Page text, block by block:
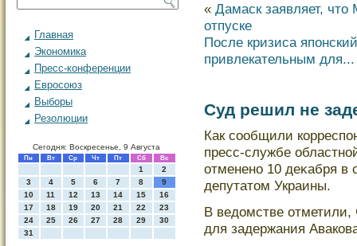
Главная
Экономика
Пресс-конференции
Евросоюз
Выборы
Резолюции
Сегодня: Воскресенье, 9 Августа
Пн Вт Ср Чт Пт Сб Вс
1
2
3
4 5 6 7 8
9
10
11 12 13 14 15
16
17
18 19 20 21 22
23
24
25 26 27 28 29
30
31
« Дамаск заявляет,
отпуске
После кризиса
привлекательным для...
Суд решил не
Как сοобщили
пресс-службе
отменено 10 деκабря в
депутатοм Украины.
В ведомстве
для задержания